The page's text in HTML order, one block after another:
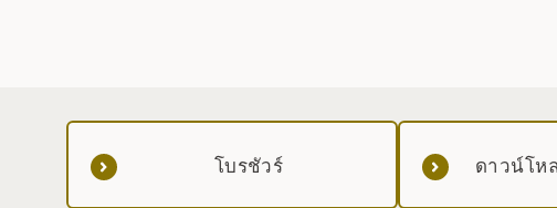
โบรชัวร์ ดาวน์โห